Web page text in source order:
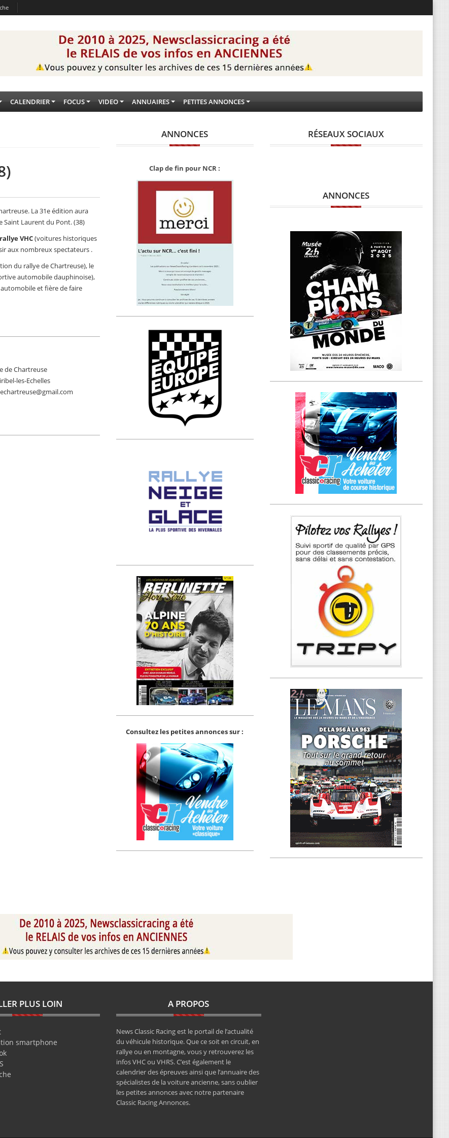
CALENDRIER FOCUS VIDEO ANNUAIRES PETITES ANNONCES
La 31e édition aura
Saint Laurent du Pont. (38)
VHC(voitures historiques
aux nombreux spectateurs .
du rallye de Chartreuse), le
automobile dauphinoise),
et fière de faire
de Chartreuse
les-Echelles
ANNONCES
Clap de fin pour NCR :
Consultez les petites annonces sur :
RÉSEAUX SOCIAUX
ANNONCES
PLUS LOIN
smartphone
A PROPOS
News Classic Racing est le portail de l’actualité
du véhicule historique. Que ce soit en circuit, en
rallye ou en montagne, vous y retrouverez les
infos VHC ou VHRS. C’est également le
calendrier des épreuves ainsi que l’annuaire des
spécialistes de la voiture ancienne, sans oublier
les petites annonces avec notre partenaire
Classic Racing Annonces.